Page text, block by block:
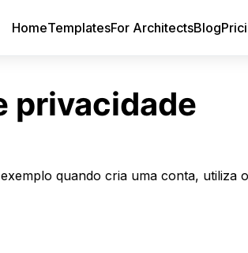
HomeTemplatesFor ArchitectsBlog
privacidade
quando cria uma conta, utiliza